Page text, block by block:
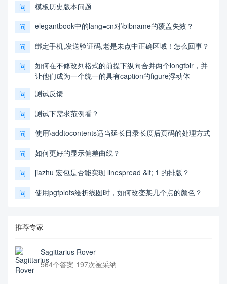
问 模板历史版本问题
问 elegantbook中的lang=cn对\bibname的覆盖失效？
问 绑定手机,发送验证码,老是未点中正确区域！怎么回事？
问
如何在不修改列格式的前提下纵向合并两个longtblr，并
让他们成为一个统一的具有caption的figure浮动体
问 测试反馈
问 测试下需求范例看？
问 使用\addtocontents适当延长目录长度后页码的处理方式
问 如何更好的显示偏差曲线？
问 jiazhu 宏包是否能实现 linespread &lt; 1 的排版？
问 使用pgfplots绘折线图时，如何改变某几个点的颜色？
推荐专家
Sagittarius Rover
564个答案 197次被采纳